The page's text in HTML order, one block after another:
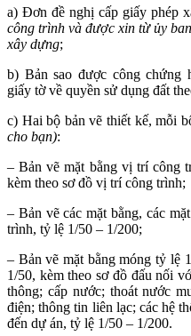
a) Đơn đề nghị cấp giấy phép
công trình và được xin từ ủy
xây dựng;
b) Bản sao được công chứng
giấy tờ về quyền sử dụng đất
c) Hai bộ bản vẽ thiết kế, mỗi
cho bạn):
– Bản vẽ mặt bằng vị trí công
kèm theo sơ đồ vị trí công trình;
– Bản vẽ các mặt bằng, các
trình, tỷ lệ 1/50 – 1/200;
– Bản vẽ mặt bằng móng tỷ lệ
1/50, kèm theo sơ đồ đấu nối
thông; cấp nước; thoát nước
điện; thông tin liên lạc; các hệ
đến dự án, tỷ lệ 1/50 – 1/200.